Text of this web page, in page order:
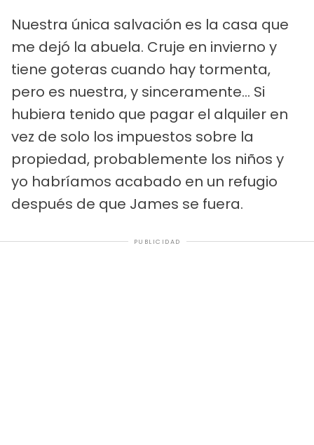
Nuestra única salvación es la casa que
me dejó la abuela. Cruje en invierno y
tiene goteras cuando hay tormenta,
pero es nuestra, y sinceramente... Si
hubiera tenido que pagar el alquiler en
vez de solo los impuestos sobre la
propiedad, probablemente los niños y
yo habríamos acabado en un refugio
después de que James se fuera.
PUBLICIDAD